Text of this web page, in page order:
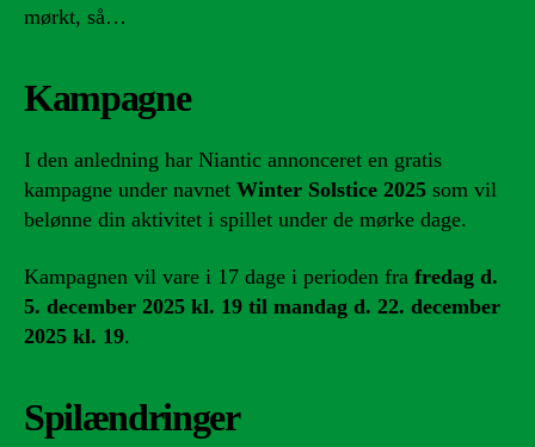
mørkt, så…
Kampagne
I den anledning har Niantic annonceret en gratis
kampagne under navnet Winter Solstice 2025 som vil
belønne din aktivitet i spillet under de mørke dage.
Kampagnen vil vare i 17 dage i perioden fra fredag d.
5. december 2025 kl. 19 til mandag d. 22. december
2025 kl. 19.
Spilændringer